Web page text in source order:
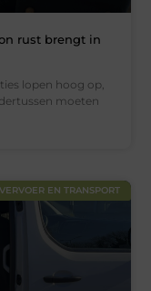
rust brengt in
lopen hoog op,
moeten
VERVOER EN TRANSPORT